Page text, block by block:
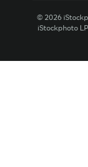
© 2026
iStockphoto